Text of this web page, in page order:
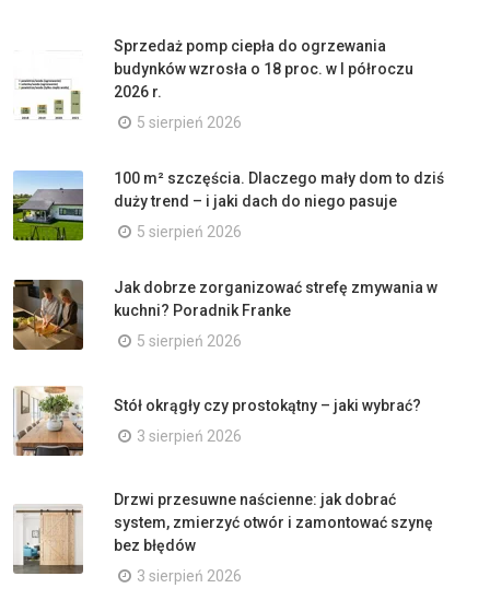
Sprzedaż pomp ciepła do ogrzewania
budynków wzrosła o 18 proc. w I półroczu
2026 r.
5 sierpień 2026
100 m² szczęścia. Dlaczego mały dom to dziś
duży trend – i jaki dach do niego pasuje
5 sierpień 2026
Jak dobrze zorganizować strefę zmywania w
kuchni? Poradnik Franke
5 sierpień 2026
Stół okrągły czy prostokątny – jaki wybrać?
3 sierpień 2026
Drzwi przesuwne naścienne: jak dobrać
system, zmierzyć otwór i zamontować szynę
bez błędów
3 sierpień 2026